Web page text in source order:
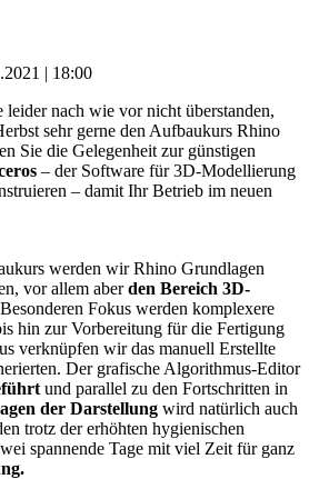
| 18:00
nach wie vor nicht überstanden,
sehr gerne den Aufbaukurs Rhino
Sie die Gelegenheit zur günstigen
– der Software für 3D-Modellierung
– damit Ihr Betrieb im neuen
werden wir Rhino Grundlagen
vor allem aberden Bereich 3D-
Fokus werden komplexere
hin zur Vorbereitung für die Fertigung
verknüpfen wir das manuell Erstellte
Der grafische Algorithmus-Editor
und parallel zu den Fortschritten in
der Darstellung wird natürlich auch
trotz der erhöhten hygienischen
spannende Tage mit viel Zeit für ganz